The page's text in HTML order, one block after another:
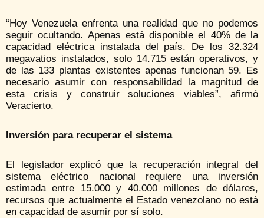
“Hoy Venezuela enfrenta una realidad que no podemos
seguir ocultando. Apenas está disponible el 40% de la
capacidad eléctrica instalada del país. De los 32.324
megavatios instalados, solo 14.715 están operativos, y
de las 133 plantas existentes apenas funcionan 59. Es
necesario asumir con responsabilidad la magnitud de
esta crisis y construir soluciones viables”, afirmó
Veracierto.
Inversión para recuperar el sistema
El legislador explicó que la recuperación integral del
sistema eléctrico nacional requiere una inversión
estimada entre 15.000 y 40.000 millones de dólares,
recursos que actualmente el Estado venezolano no está
en capacidad de asumir por sí solo.